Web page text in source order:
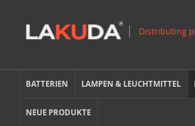
BATTERIEN LAMPEN & LEUCHTMITTEL
NEUE PRODUKTE